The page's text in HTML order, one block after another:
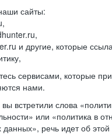
сайты:
и другие, которые
сервисами, которые
нами.
встретили слова
или «политика в
речь идет об этой